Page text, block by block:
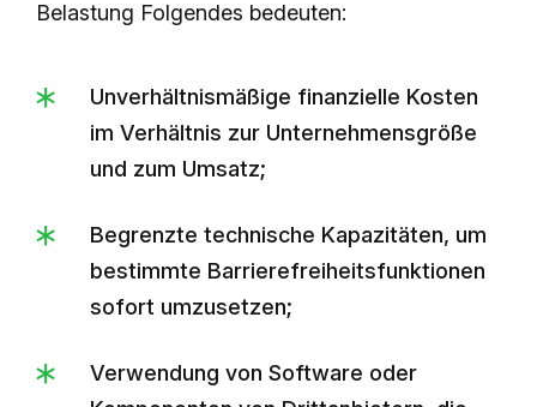
Belastung Folgendes bedeuten:
Unverhältnismäßige finanzielle Kosten
im Verhältnis zur Unternehmensgröße
und zum Umsatz;
Begrenzte technische Kapazitäten, um
bestimmte Barrierefreiheitsfunktionen
sofort umzusetzen;
Verwendung von Software oder